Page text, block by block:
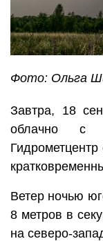
Фото: Ольга
Завтра, 18
облачно с
Ветер ночью
8 метров в
на северо-